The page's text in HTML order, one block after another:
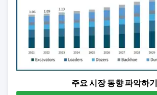
주요 시장 동향 파악하기